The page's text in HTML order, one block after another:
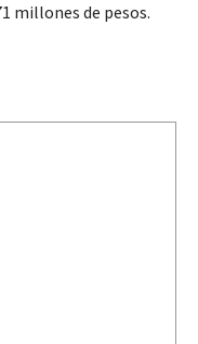
millones de pesos.